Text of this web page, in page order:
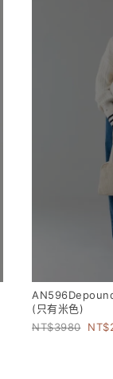
(只有米色)
3980